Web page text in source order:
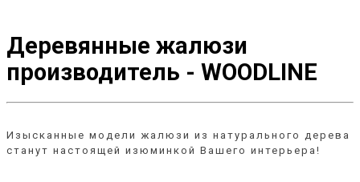
Деревянные жалюзи
производитель - WOODLINE
Изысканные модели жалюзи из натурального дерева
станут настоящей изюминкой Вашего интерьера!